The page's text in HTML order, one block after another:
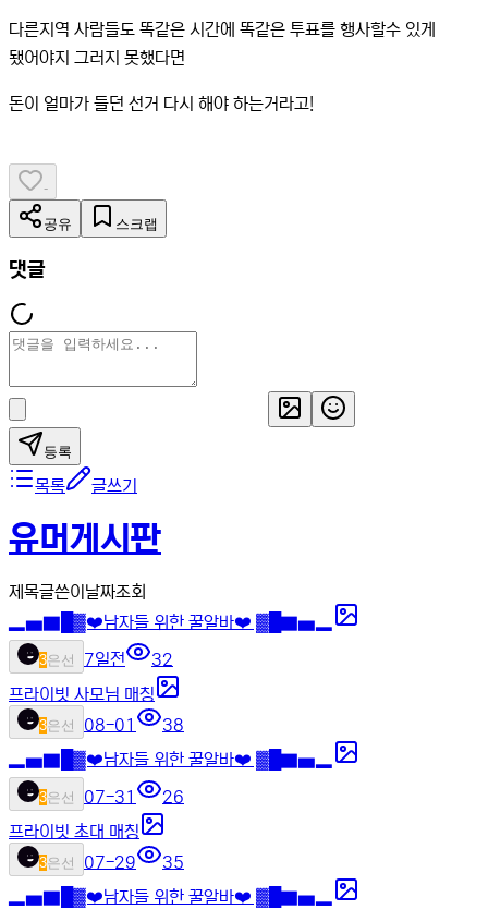
다른지역 사람들도 똑같은 시간에 똑같은 투표를 행사할수 있게
됐어야지 그러지 못했다면
돈이 얼마가 들던 선거 다시 해야 하는거라고!
-
공유 스크랩
댓글
등록
목록 글쓰기
유머게시판
제목글쓴이 날짜조회
▂▅▇█▓❤️남자들 위한 꿀알바❤️ ▓█▇▅▂
3은선 7일전
32
프라이빗 사모님 매칭
3은선 08-01
38
▂▅▇█▓❤️남자들 위한 꿀알바❤️ ▓█▇▅▂
3은선 07-31
26
프라이빗 초대 매칭
3은선 07-29
35
▂▅▇█▓❤️남자들 위한 꿀알바❤️ ▓█▇▅▂